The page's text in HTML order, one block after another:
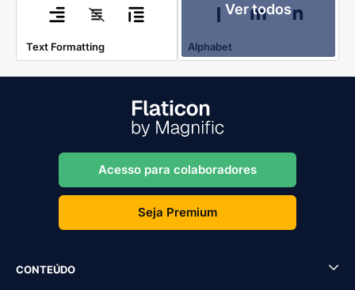
Text Formatting
Ver todos
Alphabet
Acesso para colaboradores
Seja Premium
CONTEÚDO